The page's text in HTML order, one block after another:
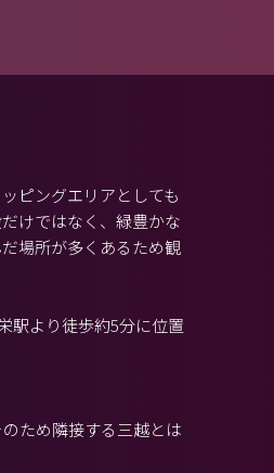
ピングエリアとしても
けではなく、緑豊かな
場所が多くあるため観
駅より徒歩約5分に位置
ため隣接する三越とは